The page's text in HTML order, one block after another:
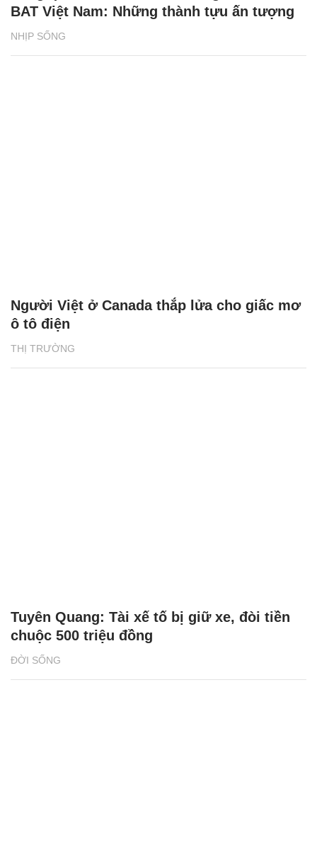
NHỊP SỐNG
BAT Việt Nam: Những thành tựu ấn tượng
THỊ TRƯỜNG
Người Việt ở Canada thắp lửa cho giấc mơ
ô tô điện
ĐỜI SỐNG
Tuyên Quang: Tài xế tố bị giữ xe, đòi tiền
chuộc 500 triệu đồng